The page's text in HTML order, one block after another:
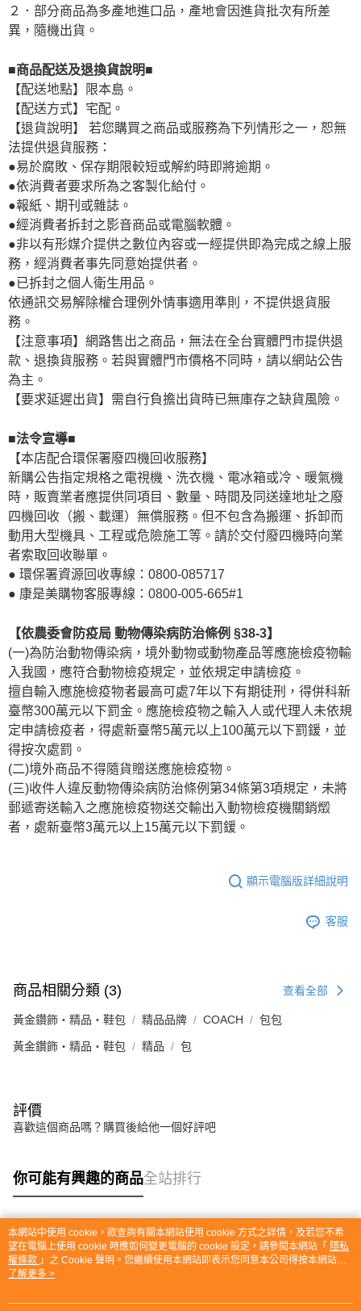
２．部分商品為多產地進口品，產地會因進貨批次有所差
異，隨機出貨。
■商品配送及退換貨說明■
【配送地點】限本島。
【配送方式】宅配。
【退貨說明】 若您購買之商品或服務為下列情形之一，恕無
法提供退貨服務：
●易於腐敗、保存期限較短或解約時即將逾期。
●依消費者要求所為之客製化給付。
●報紙、期刊或雜誌。
●經消費者拆封之影音商品或電腦軟體。
●非以有形媒介提供之數位內容或一經提供即為完成之線上服
務，經消費者事先同意始提供者。
●已拆封之個人衛生用品。
依通訊交易解除權合理例外情事適用準則，不提供退貨服
務。
【注意事項】網路售出之商品，無法在全台實體門市提供退
款、退換貨服務。若與實體門市價格不同時，請以網站公告
為主。
【要求延遲出貨】需自行負擔出貨時已無庫存之缺貨風險。
■法令宣導■
【本店配合環保署廢四機回收服務】
新購公告指定規格之電視機、洗衣機、電冰箱或冷、暖氣機
時，販賣業者應提供同項目、數量、時間及同送達地址之廢
四機回收（搬、載運）無償服務。但不包含為搬運、拆卸而
動用大型機具、工程或危險施工等。請於交付廢四機時向業
者索取回收聯單。
● 環保署資源回收專線：0800-085717
● 康是美購物客服專線：0800-005-665#1
【依農委會防疫局 動物傳染病防治條例 §38-3】
(一)為防治動物傳染病，境外動物或動物產品等應施檢疫物輸
入我國，應符合動物檢疫規定，並依規定申請檢疫。
擅自輸入應施檢疫物者最高可處7年以下有期徒刑，得併科新
臺幣300萬元以下罰金。應施檢疫物之輸入人或代理人未依規
定申請檢疫者，得處新臺幣5萬元以上100萬元以下罰鍰，並
得按次處罰。
(二)境外商品不得隨貨贈送應施檢疫物。
(三)收件人違反動物傳染病防治條例第34條第3項規定，未將
郵遞寄送輸入之應施檢疫物送交輸出入動物檢疫機關銷燬
者，處新臺幣3萬元以上15萬元以下罰鍰。
顯示電腦版詳細說明
客服
商品相關分類 (3) 查看全部
黃金鑽飾・精品・鞋包 精品品牌 COACH 包包
黃金鑽飾・精品・鞋包 精品 包
評價
喜歡這個商品嗎？購買後給他一個好評吧
你可能有興趣的商品全站排行
熱門標籤
本網站中使用 cookie，欲查詢有關本網站使用 cookie 方式之詳情，及若您不希
望在電腦上使用 cookie 時應如何變更電腦的 cookie 設定，請參閱本網站「 隱私
權條款 」之 Cookie 聲明。您繼續使用本網站即表示您同意本公司得按本網站使
用條款之 Cookie 聲明使用 cookie。
了解更多 >